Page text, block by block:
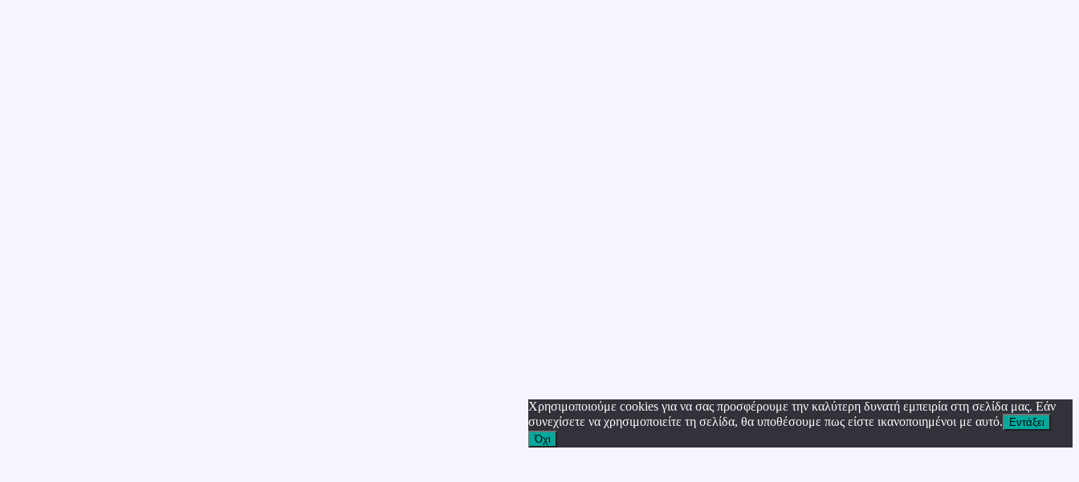
Χρησιμοποιούμε cookies για να σας προσφέρουμε την καλύτερη δυνατή εμπειρία στη σελίδα μας. Εάν
συνεχίσετε να χρησιμοποιείτε τη σελίδα, θα υποθέσουμε πως είστε ικανοποιημένοι με αυτό.
Εντάξει
Όχι